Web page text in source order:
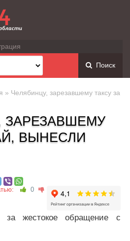
Поиск
» Челябинцу, зарезавшему таксу за
ЗАРЕЗАВШЕМУ
ВЫНЕСЛИ
0
за жестокое обращение с